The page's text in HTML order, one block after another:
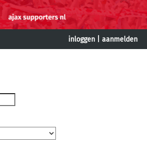
inloggen aanmelden